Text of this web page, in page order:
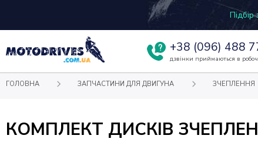
Підбір
+38 (096) 488
дзвінки приймаються в
ГОЛОВНА ЗАПЧАСТИНИ ДЛЯ ДВИГУНА ЗЧЕПЛЕННЯ
КОМПЛЕКТ ДИСКІВ